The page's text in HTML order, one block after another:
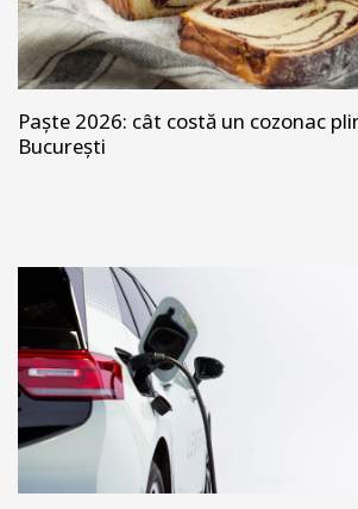
Paște 2026: cât costă un cozonac
București